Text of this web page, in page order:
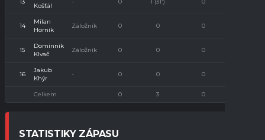
Košťál
14
Milan
Horník
Záložník 0 0 0
15
Dominnik
Klvač
Záložník 0 0 0
16
Jakub
Khýr
- 0 0 0
Celkem 0 3 0
STATISTIKY ZÁPASU